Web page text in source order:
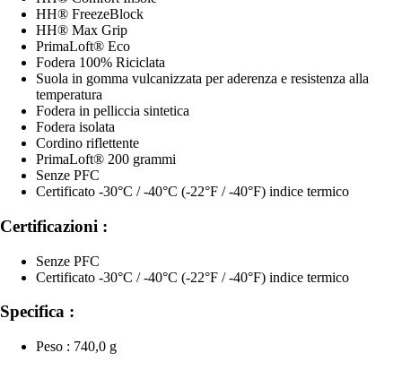
HH® FreezeBlock
HH® Max Grip
PrimaLoft® Eco
Fodera 100% Riciclata
Suola in gomma vulcanizzata per aderenza e resistenza alla
temperatura
Fodera in pelliccia sintetica
Fodera isolata
Cordino riflettente
PrimaLoft® 200 grammi
Senze PFC
Certificato -30°C / -40°C (-22°F / -40°F) indice termico
Certificazioni :
Senze PFC
Certificato -30°C / -40°C (-22°F / -40°F) indice termico
Specifica :
Peso : 740,0 g